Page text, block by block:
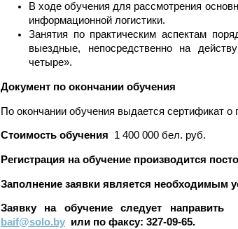
В ходе обучения для рассмотрения
информационной логистики.
Занятия по практическим аспектам
выездные, непосредственно на
четыре».
Документ по окончании обучения
По окончании обучения выдается сертификат
Стоимость обучения 1 400 000 бел. руб.
Регистрация на обучение производится
Заполнение заявки является необходимым
Заявку на обучение следует
baif@solo.by или по факсу: 327-09-65.